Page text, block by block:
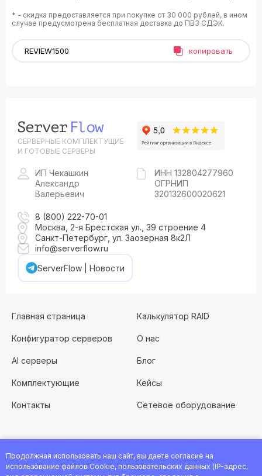
* - скидка предоставляется при покупке от 30 000 рублей, в ином
случае предусмотрена бесплатная доставка до ПВЗ СДЭК.
копировать
СЕРВЕРНЫЕ КОМПЛЕКТУЩИЕ
И ГОТОВЫЕ СЕРВЕРЫ
ИП Чекашкин
Александр
Валерьевич
ИНН 132804277960
ОГРНИП
320132600020621
8 (800) 222-70-01
Москва, 2-я Брестская ул., 39 строение 4
Санкт-Петербург, ул. Заозерная 8к2Л
info@serverflow.ru
ServerFlow | Новости
Главная страница Калькулятор RAID
Конфигуратор серверов О нас
AI серверы Блог
Комплектующие Кейсы
Контакты Сетевое оборудование
Хотите работать с нами? Заполните анкету
посмотрите все вакансии
Продолжная использовать наш сайт, вы даете согласие на
использование файлов Cookie, пользовательских данных (IP-адрес,